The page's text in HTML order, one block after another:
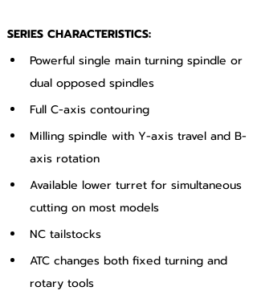
SERIES CHARACTERISTICS:
Powerful single main turning spindle or
dual opposed spindles
Full C-axis contouring
Milling spindle with Y-axis travel and B-
axis rotation
Available lower turret for simultaneous
cutting on most models
NC tailstocks
ATC changes both fixed turning and
rotary tools